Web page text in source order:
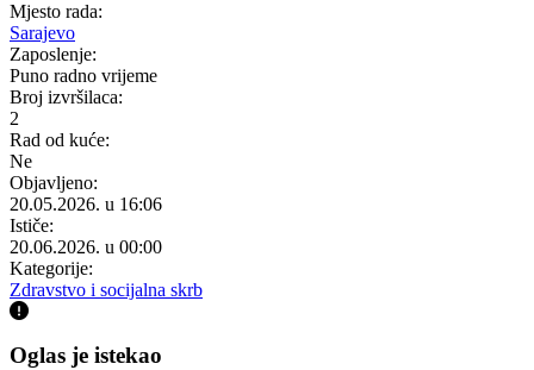
Mjesto rada:
Sarajevo
Zaposlenje:
Puno radno vrijeme
Broj izvršilaca:
2
Rad od kuće:
Ne
Objavljeno:
20.05.2026. u 16:06
Ističe:
20.06.2026. u 00:00
Kategorije:
Zdravstvo i socijalna skrb
Oglas je istekao